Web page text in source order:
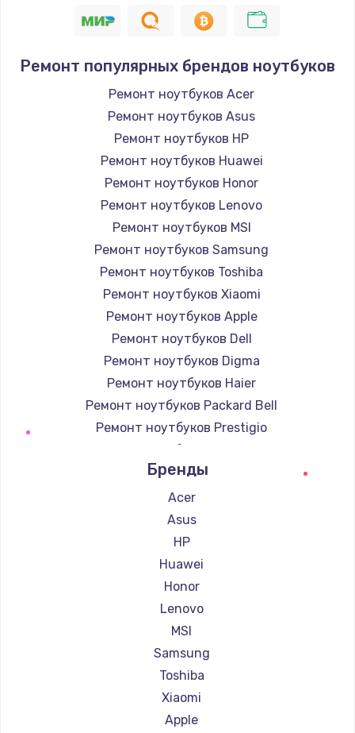
Ремонт популярных брендов ноутбуков
Ремонт ноутбуков Acer
Ремонт ноутбуков Asus
Ремонт ноутбуков HP
Ремонт ноутбуков Huawei
Ремонт ноутбуков Honor
Ремонт ноутбуков Lenovo
Ремонт ноутбуков MSI
Ремонт ноутбуков Samsung
Ремонт ноутбуков Toshiba
Ремонт ноутбуков Xiaomi
Ремонт ноутбуков Apple
Ремонт ноутбуков Dell
Ремонт ноутбуков Digma
Ремонт ноутбуков Haier
Ремонт ноутбуков Packard Bell
Ремонт ноутбуков Prestigio
Ремонт ноутбуков Microsoft
Ремонт ноутбуков Alienware
Ремонт ноутбуков Aquarius
Ремонт ноутбуков Gigabyte
Ремонт ноутбуков Aorus
Ремонт ноутбуков Maibenben
Ремонт ноутбуков Getac
Ремонт ноутбуков Epson
Ремонт ноутбуков Philips
Ремонт ноутбуков LG
Ремонт ноутбуков Panasonic
Ремонт ноутбуков Irbis
Ремонт ноутбуков Thunderobot
Бренды
Acer
Asus
HP
Huawei
Honor
Lenovo
MSI
Samsung
Toshiba
Xiaomi
Apple